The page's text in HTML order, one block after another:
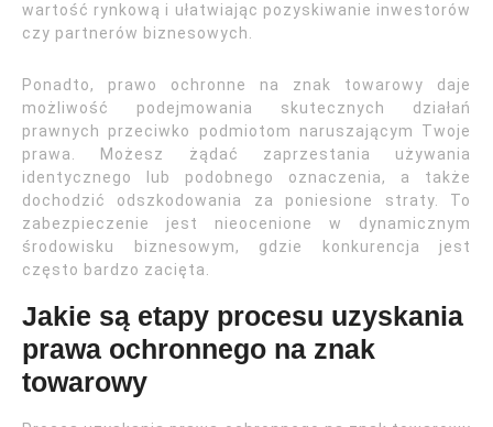
wartość rynkową i ułatwiając pozyskiwanie inwestorów
czy partnerów biznesowych.
Ponadto, prawo ochronne na znak towarowy daje
możliwość podejmowania skutecznych działań
prawnych przeciwko podmiotom naruszającym Twoje
prawa. Możesz żądać zaprzestania używania
identycznego lub podobnego oznaczenia, a także
dochodzić odszkodowania za poniesione straty. To
zabezpieczenie jest nieocenione w dynamicznym
środowisku biznesowym, gdzie konkurencja jest
często bardzo zacięta.
Jakie są etapy procesu uzyskania
prawa ochronnego na znak
towarowy